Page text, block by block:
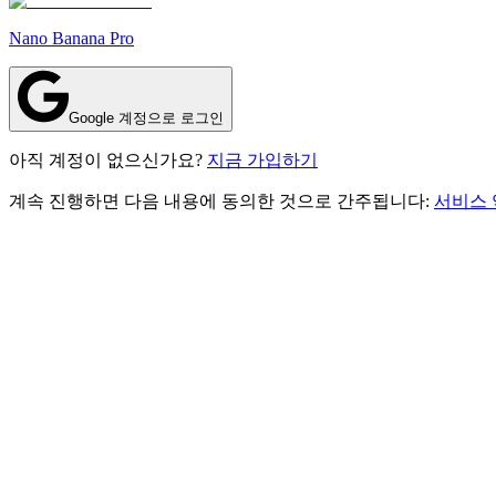
Nano Banana Pro
Google 계정으로 로그인
아직 계정이 없으신가요? 지금 가입하기
계속 진행하면 다음 내용에 동의한 것으로 간주됩니다: 서비스